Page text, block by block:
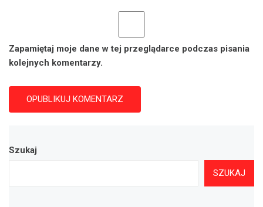
Zapamiętaj moje dane w tej przeglądarce podczas pisania
kolejnych komentarzy.
Szukaj
SZUKAJ